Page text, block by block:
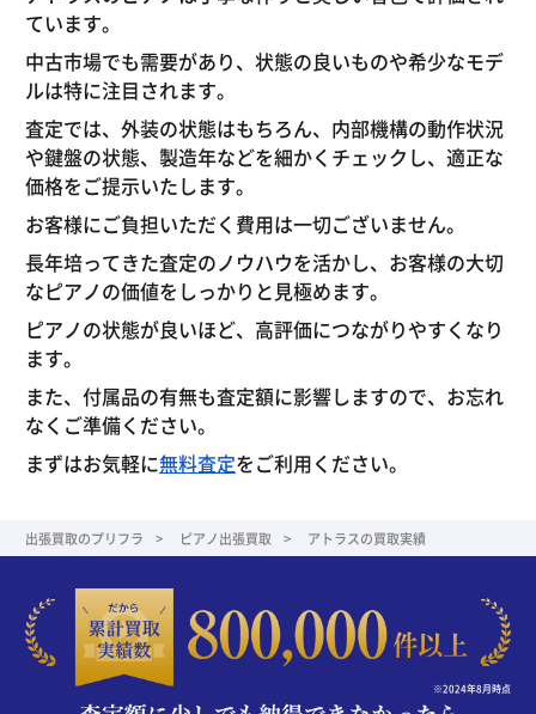
ています。
中古市場でも需要があり、状態の良いものや希少なモデ
ルは特に注目されます。
査定では、外装の状態はもちろん、内部機構の動作状況
や鍵盤の状態、製造年などを細かくチェックし、適正な
価格をご提示いたします。
お客様にご負担いただく費用は一切ございません。
長年培ってきた査定のノウハウを活かし、お客様の大切
なピアノの価値をしっかりと見極めます。
ピアノの状態が良いほど、高評価につながりやすくなり
ます。
また、付属品の有無も査定額に影響しますので、お忘れ
なくご準備ください。
まずはお気軽に無料査定をご利用ください。
出張買取のプリフラ ピアノ出張買取 アトラスの買取実績
※2024年8月時点